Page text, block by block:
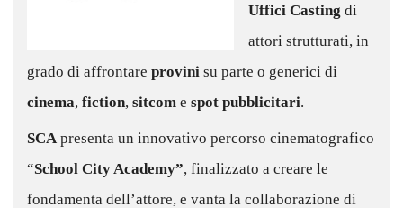
Uffici Casting di
attori strutturati, in
grado di affrontare provini su parte o generici di
cinema, fiction, sitcom e spot pubblicitari.
SCA presenta un innovativo percorso cinematografico
“School City Academy”, finalizzato a creare le
fondamenta dell’attore, e vanta la collaborazione di